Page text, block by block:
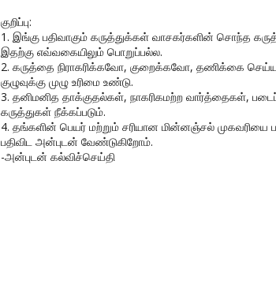
குறிப்பு:
1. இங்கு பதிவாகும் கருத்துக்கள் வாசகர்களின் சொந்த
இதற்கு எவ்வகையிலும் பொறுப்பல்ல.
2. கருத்தை நிராகரிக்கவோ, குறைக்கவோ, தணிக்கை
குழுவுக்கு முழு உரிமை உண்டு.
3. தனிமனித தாக்குதல்கள், நாகரிகமற்ற வார்த்தைகள்,
கருத்துகள் நீக்கப்படும்.
4. தங்களின் பெயர் மற்றும் சரியான மின்னஞ்சல் முகவரியை
பதிவிட அன்புடன் வேண்டுகிறோம்.
-அன்புடன் கல்விச்செய்தி